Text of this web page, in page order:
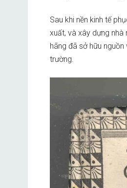
Sau khi nền kinh tế
xuất, và xây dựng nhà
hãng đã sở hữu
trường.